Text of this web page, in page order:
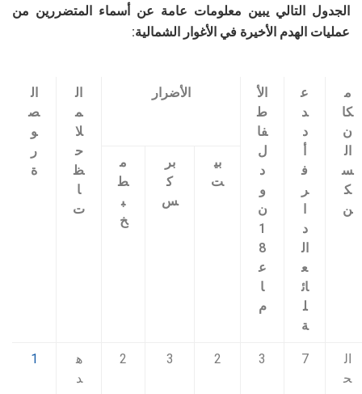
الجدول التالي يبين معلومات عامة عن أسماء المتضررين من
عمليات الهدم الأخيرة في الأغوار الشمالية:
م
كا
ن
ال
س
ك
ن
ع
د
د
أ
ف
ر
ا
د
ال
ع
ائ
ل
ة
الأ
ط
فا
ل
د
و
ن
1
8
ع
ا
م
الأضرار
ال
م
لا
ح
ظ
ا
ت
ال
ص
و
ر
ة
بي
ت
بر
ك
س
م
ط
ب
خ
ال
ح
7
3
2
3
2
ه
د
1